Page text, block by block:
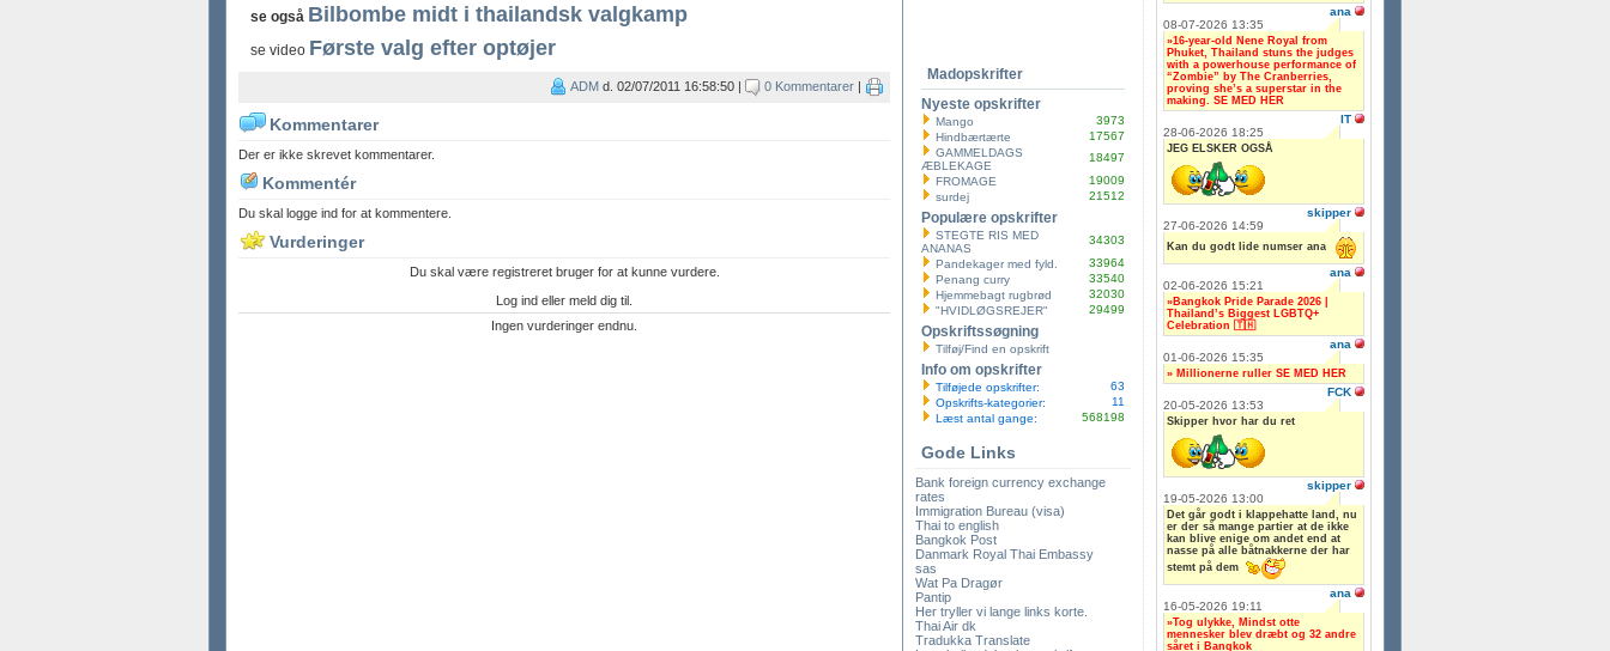
se også Bilbombe midt i thailandsk valgkamp
se video Første valg efter optøjer
ADM d. 02/07/2011 16:58:50 | 0 Kommentarer |
Kommentarer
Der er ikke skrevet kommentarer.
Kommentér
Du skal logge ind for at kommentere.
Vurderinger
Du skal være registreret bruger for at kunne vurdere.
Log ind eller meld dig til.
Ingen vurderinger endnu.
Madopskrifter
Nyeste opskrifter
Mango
3973
Hindbærtærte
17567
GAMMELDAGS
ÆBLEKAGE
18497
FROMAGE
19009
surdej
21512
Populære opskrifter
STEGTE RIS MED
ANANAS
34303
Pandekager med fyld.
33964
Penang curry
33540
Hjemmebagt rugbrød
32030
"HVIDLØGSREJER"
29499
Opskriftssøgning
Tilføj/Find en opskrift
Info om opskrifter
Tilføjede opskrifter:
63
Opskrifts-kategorier:
11
Læst antal gange:
568198
Gode Links
Bank foreign currency exchange
rates
Immigration Bureau (visa)
Thai to english
Bangkok Post
Danmark Royal Thai Embassy
sas
Wat Pa Dragør
Pantip
Her tryller vi lange links korte.
Thai Air dk
Tradukka Translate
ana
08-07-2026 13:35
»16-year-old Nene Royal from
Phuket, Thailand stuns the judges
with a powerhouse performance of
“Zombie” by The Cranberries,
proving she’s a superstar in the
making. SE MED HER
IT
28-06-2026 18:25
JEG ELSKER OGSÅ
skipper
27-06-2026 14:59
Kan du godt lide numser ana
ana
02-06-2026 15:21
»Bangkok Pride Parade 2026 |
Thailand’s Biggest LGBTQ+
Celebration 🇹🇭
ana
01-06-2026 15:35
» Millionerne ruller SE MED HER
FCK
20-05-2026 13:53
Skipper hvor har du ret
skipper
19-05-2026 13:00
Det går godt i klappehatte land, nu
er der så mange partier at de ikke
kan blive enige om andet end at
nasse på alle båtnakkerne der har
stemt på dem
ana
16-05-2026 19:11
»Tog ulykke, Mindst otte
mennesker blev dræbt og 32 andre
såret i Bangkok